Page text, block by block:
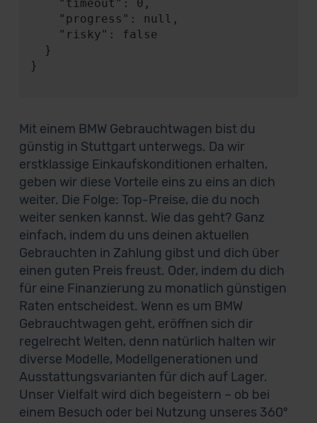
}
Mit einem BMW Gebrauchtwagen bist du
günstig in Stuttgart unterwegs. Da wir
erstklassige Einkaufskonditionen erhalten,
geben wir diese Vorteile eins zu eins an dich
weiter. Die Folge: Top-Preise, die du noch
weiter senken kannst. Wie das geht? Ganz
einfach, indem du uns deinen aktuellen
Gebrauchten in Zahlung gibst und dich über
einen guten Preis freust. Oder, indem du dich
für eine Finanzierung zu monatlich günstigen
Raten entscheidest. Wenn es um BMW
Gebrauchtwagen geht, eröffnen sich dir
regelrecht Welten, denn natürlich halten wir
diverse Modelle, Modellgenerationen und
Ausstattungsvarianten für dich auf Lager.
Unser Vielfalt wird dich begeistern – ob bei
einem Besuch oder bei Nutzung unseres 360°